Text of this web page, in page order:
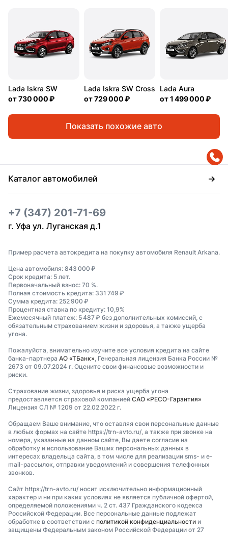
Lada Iskra SW
от730 000 ₽
Lada Iskra SW Cross
от729 000 ₽
Lada Aura
от1 499 000 ₽
Показать похожие авто
Каталог автомобилей
+7 (347) 201-71-69
г. Уфа ул. Луганская д.1
Пример расчета автокредита на покупку автомобиля Renault Arkana.
Цена автомобиля: 843 000 ₽
Срок кредита: 5 лет.
Первоначальный взнос: 70 %.
Полная стоимость кредита: 331 749 ₽
Сумма кредита: 252 900 ₽
Процентная ставка по кредиту: 10,9%
Ежемесячный платеж: 5 487 ₽ без дополнительных комиссий, с
обязательным страхованием жизни и здоровья, а также ущерба
угона.
Пожалуйста, внимательно изучите все условия кредита на сайте
банка-партнера АО «ТБанк» , Генеральная лицензия Банка России №
2673 от 09.07.2024 г. Оцените свои финансовые возможности и
риски.
Страхование жизни, здоровья и риска ущерба угона
предоставляется страховой компанией САО «РЕСО-Гарантия»
Лицензия СЛ № 1209 от 22.02.2022 г.
Обращаем Ваше внимание, что оставляя свои персональные данные
в любых формах на сайте https://trn-avto.ru/, а также при звонке на
номера, указанные на данном сайте, Вы даете согласие на
обработку и использование Ваших персональных данных в
интересах владельца сайта, в том числе для реализации sms- и e-
mail-рассылок, отправки уведомлений и совершения телефонных
звонков.
Сайт https://trn-avto.ru/ носит исключительно информационный
характер и ни при каких условиях не является публичной офертой,
определяемой положениями ч. 2 ст. 437 Гражданского кодекса
Российской Федерации. Все персональные данные подлежат
обработке в соответствии с политикой конфиденциальности и
защищены Федеральным законом Российской Федерации от 27